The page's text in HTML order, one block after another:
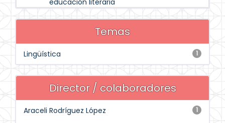
educación literaria
Temas
1
Lingüística
Director / colaboradores
1
Araceli Rodríguez López